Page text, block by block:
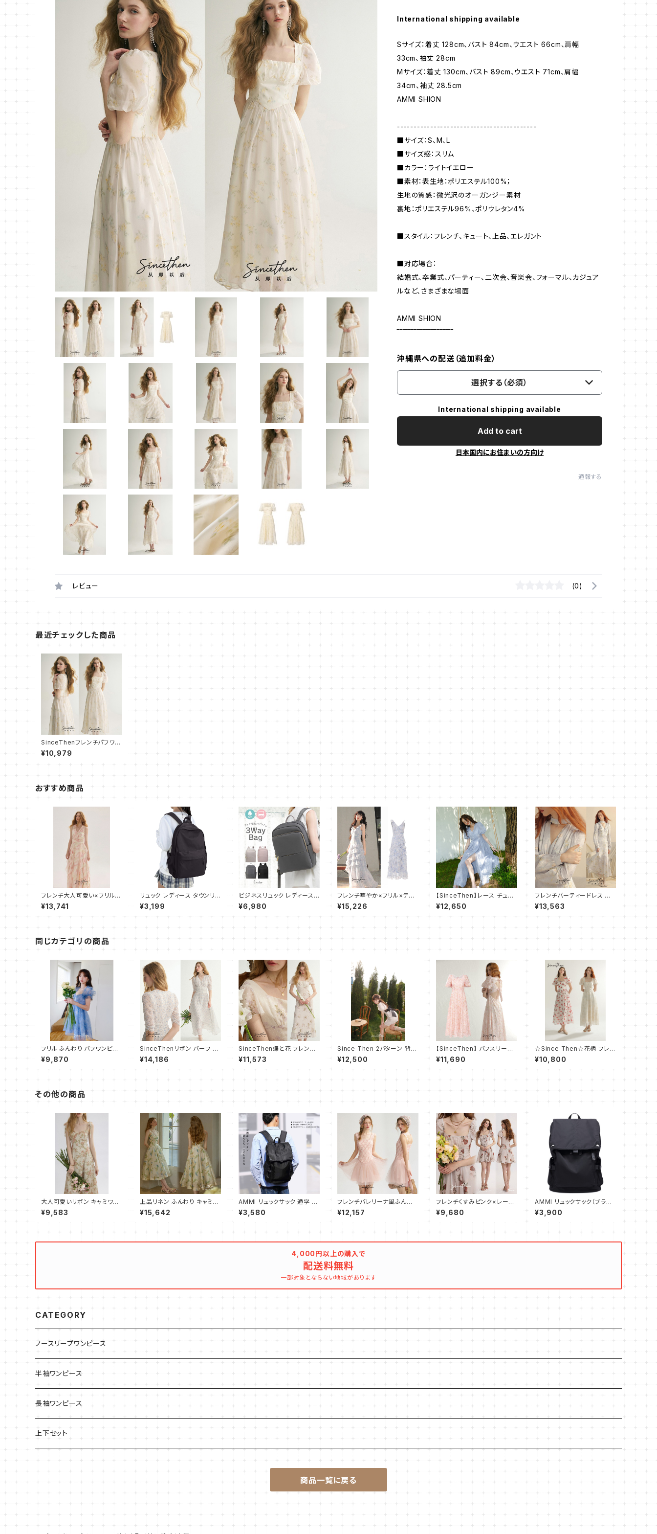
International shipping available
Sサイズ：着丈 128cm、バスト 84cm、ウエスト 66cm、肩幅
33cm、袖丈 28cm
Mサイズ：着丈 130cm、バスト 89cm、ウエスト 71cm、肩幅
34cm、袖丈 28.5cm
AMMI SHION
------------------------------------------
■サイズ：S、M、L
■サイズ感：スリム
■カラー：ライトイエロー
■素材：表生地：ポリエステル100%；
生地の質感：微光沢のオーガンジー素材
裏地：ポリエステル96%、ポリウレタン4%
■スタイル：フレンチ、キュート、上品、エレガント
■対応場合：
結婚式、卒業式、パーティー、二次会、音楽会、フォーマル、カジュア
ルなど、さまざまな場面
AMMI SHION
‾‾‾‾‾‾‾‾‾‾‾‾‾‾‾‾‾‾‾‾
沖縄県への配送（追加料金）
選択する（必須）
International shipping available
Add to cart
日本国内にお住まいの方向け
通報する
レビュー (0)
最近チェックした商品
SinceThenフレンチパフワン
ピース フレア ロング
¥10,979
おすすめ商品
フレンチ大人可愛い×フリル揺
れるロングワンピース
¥13,741
リュック レディース タウンリュ
ック 大容量 スクールリュック
バックパック リュック 黑 通学
通勤 旅行 軽量 防水 リュック
¥3,199
ビジネスリュック レディース
リュック リュックサック 軽量
大容量 ビジネスバッグ リュッ
ク 通学 通勤用 PC 軽い 防水
¥6,980
フレンチ華やか×フリル×ティ
アードキャミワンピース
¥15,226
【SinceThen】レース チュー
ル ワンピース ドレス ロング
¥12,650
フレンチパーティードレス 長
袖ワンピース/マーメイドライ
ン
¥13,563
同じカテゴリの商品
フリル ふんわり パフワンピー
ス ショート
¥9,870
SinceThenリボン パーフ フ
レアワンピース ロング
¥14,186
SinceThen蝶と花 フレンチ
ワンピース ドレス ロング
¥11,573
Since Then 2パターン 背中
見せ リボン ミニ ドレス ワン
ピース
¥12,500
【SinceThen】 パフスリーブ
キュート エンパイアワンピー
ス
¥11,690
☆Since Then☆花柄 フレン
チ ワンピース☆
¥10,800
その他の商品
大人可愛いリボン キャミワン
ピース フレア ロング
¥9,583
上品リネン ふんわり キャミワ
ンピース ロング
¥15,642
AMMI リュックサック 通学 高
校生 大学生 人気 メンズ バッ
クパック 大容量 ビジネスリュ
¥3,580
フレンチバレリーナ風ふんわり
チュールキャミワンピース
¥12,157
フレンチくすみピンク×レース
アップミニワンピース
¥9,680
AMMI リュックサック（ブラッ
ク） 大容量 通勤 通学用 登山
用 ビジネスリュック A4サイズ
¥3,900
4,000円以上の購入で
配送料無料
一部対象とならない地域があります
CATEGORY
ノースリープワンピース
半袖ワンピース
長袖ワンピース
上下セット
商品一覧に戻る